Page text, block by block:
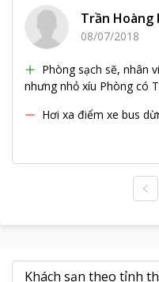
Trần Hoàng
08/07/2018
Phòng sạch sẽ, nhân
nhưng nhỏ xíu Phòng có
Hơi xa điểm xe bus